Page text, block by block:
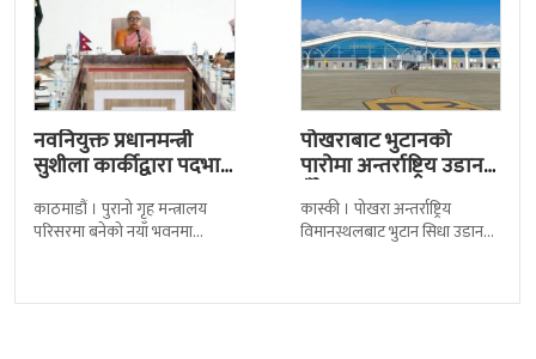
नवनियुक्त प्रधानमन्त्री
सुशीला कार्कीद्वारा पदभार
काठमाडौं । पुरानो गृह मन्त्रालय
परिसरमा बनेको नयाँ भवनमा
नवनियुक्त
पोखराबाट भुटानको
पारोमा अन्तर्राष्ट्रिय उडान
हुँदै
कास्की । पोखरा अन्तर्राष्ट्रिय
विमानस्थलबाट भुटान सिधा उडान
लागेको हो